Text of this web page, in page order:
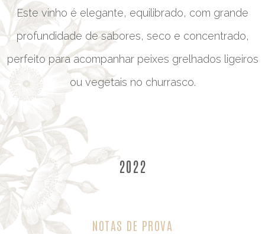
Este vinho é elegante, equilibrado, com grande
profundidade de sabores, seco e concentrado,
perfeito para acompanhar peixes grelhados ligeiros
ou vegetais no churrasco.
2022
NOTAS DE PROVA